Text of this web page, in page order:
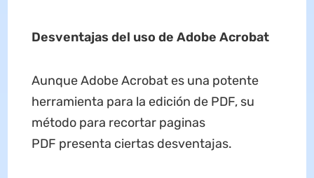
Desventajas del uso de Adobe Acrobat
Aunque Adobe Acrobat es una potente
herramienta para la edición de PDF, su
método para recortar paginas
PDF presenta ciertas desventajas.